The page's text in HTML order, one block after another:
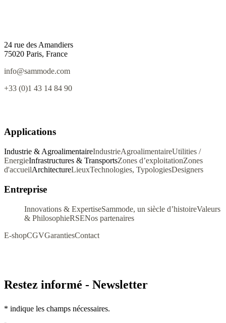
24 rue des Amandiers
75020 Paris, France
info@sammode.com
+33 (0)1 43 14 84 90
Applications
Industrie & AgroalimentaireIndustrieAgroalimentaireUtilities /
EnergieInfrastructures & TransportsZones d’exploitationZones
d'accueilArchitectureLieuxTechnologies, TypologiesDesigners
Entreprise
Innovations & ExpertiseSammode, un siècle d’histoireValeurs
& PhilosophieRSENos partenaires
E-shopCGVGarantiesContact
Restez informé - Newsletter
* indique les champs nécessaires.